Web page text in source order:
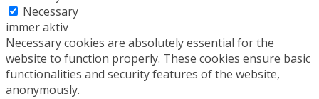
Necessary
immer aktiv
Necessary cookies are absolutely essential for the
website to function properly. These cookies ensure basic
functionalities and security features of the website,
anonymously.